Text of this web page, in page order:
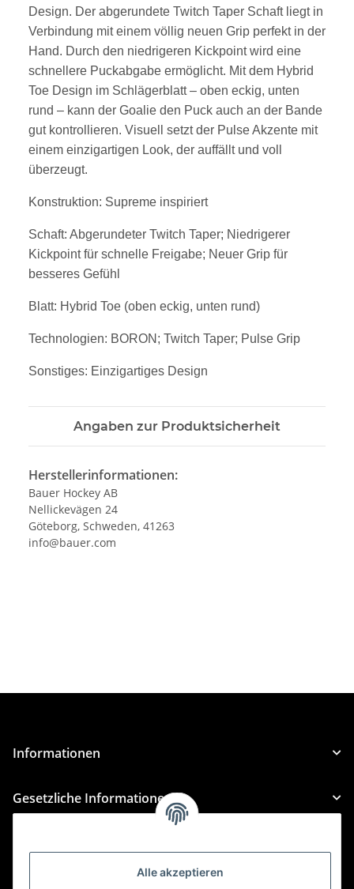
Alle akzeptieren
Design. Der abgerundete Twitch Taper Schaft liegt in
Verbindung mit einem völlig neuen Grip perfekt in der
Hand. Durch den niedrigeren Kickpoint wird eine
schnellere Puckabgabe ermöglicht. Mit dem Hybrid
Toe Design im Schlägerblatt – oben eckig, unten
rund – kann der Goalie den Puck auch an der Bande
gut kontrollieren. Visuell setzt der Pulse Akzente mit
einem einzigartigen Look, der auffällt und voll
überzeugt.
Konstruktion: Supreme inspiriert
Schaft: Abgerundeter Twitch Taper; Niedrigerer
Kickpoint für schnelle Freigabe; Neuer Grip für
besseres Gefühl
Blatt: Hybrid Toe (oben eckig, unten rund)
Technologien: BORON; Twitch Taper; Pulse Grip
Sonstiges: Einzigartiges Design
Angaben zur Produktsicherheit
Herstellerinformationen:
Bauer Hockey AB
Nellickevägen 24
Göteborg, Schweden, 41263
info@bauer.com
Informationen
Gesetzliche Informationen